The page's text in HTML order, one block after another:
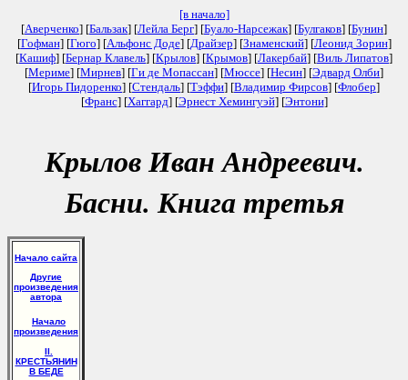
[в начало]
[Аверченко] [Бальзак] [Лейла Берг] [Буало-Нарсежак] [Булгаков] [Бунин]
[Гофман] [Гюго] [Альфонс Доде] [Драйзер] [Знаменский] [Леонид Зорин]
[Кашиф] [Бернар Клавель] [Крылов] [Крымов] [Лакербай] [Виль Липатов]
[Мериме] [Мирнев] [Ги де Мопассан] [Мюссе] [Несин] [Эдвард Олби]
[Игорь Пидоренко] [Стендаль] [Тэффи] [Владимир Фирсов] [Флобер]
[Франс] [Хаггард] [Эрнест Хемингуэй] [Энтони]
Крылов Иван Андреевич.
Басни. Книга третья
Начало сайта
Другие
произведения
автора
Начало
произведения
II.
КРЕСТЬЯНИН
В БЕДЕ